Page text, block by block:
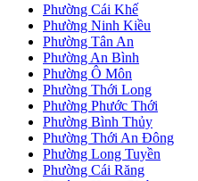
Phường Cái Khế
Phường Ninh Kiều
Phường Tân An
Phường An Bình
Phường Ô Môn
Phường Thới Long
Phường Phước Thới
Phường Bình Thủy
Phường Thới An Đông
Phường Long Tuyền
Phường Cái Răng